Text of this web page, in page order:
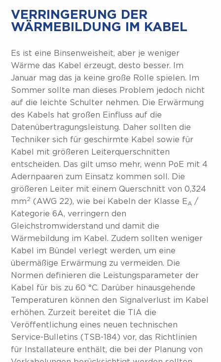
VERRINGERUNG DER
WÄRMEBILDUNG IM KABEL
Es ist eine Binsenweisheit, aber je weniger
Wärme das Kabel erzeugt, desto besser. Im
Januar mag das ja keine große Rolle spielen. Im
Sommer sollte man dieses Problem jedoch nicht
auf die leichte Schulter nehmen. Die Erwärmung
des Kabels hat großen Einfluss auf die
Datenübertragungsleistung. Daher sollten die
Techniker sich für geschirmte Kabel sowie für
Kabel mit größeren Leiterquerschnitten
entscheiden. Das gilt umso mehr, wenn PoE mit 4
Adernpaaren zum Einsatz kommen soll. Die
größeren Leiter mit einem Querschnitt von 0,324
mm2 (AWG 22), wie bei Kabeln der Klasse EA /
Kategorie 6A, verringern den
Gleichstromwiderstand und damit die
Wärmebildung im Kabel. Zudem sollten weniger
Kabel im Bündel verlegt werden, um eine
übermäßige Erwärmung zu vermeiden. Die
Normen definieren die Leistungsparameter der
Kabel für bis zu 60 °C. Darüber hinausgehende
Temperaturen können den Signalverlust im Kabel
erhöhen. Zurzeit bereitet die TIA die
Veröffentlichung eines neuen technischen
Service-Bulletins (TSB-184) vor, das Richtlinien
für Installateure enthält, die bei der Planung von